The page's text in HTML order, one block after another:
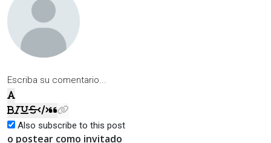
Escriba su comentario...
Also subscribe to this post
o postear como invitado